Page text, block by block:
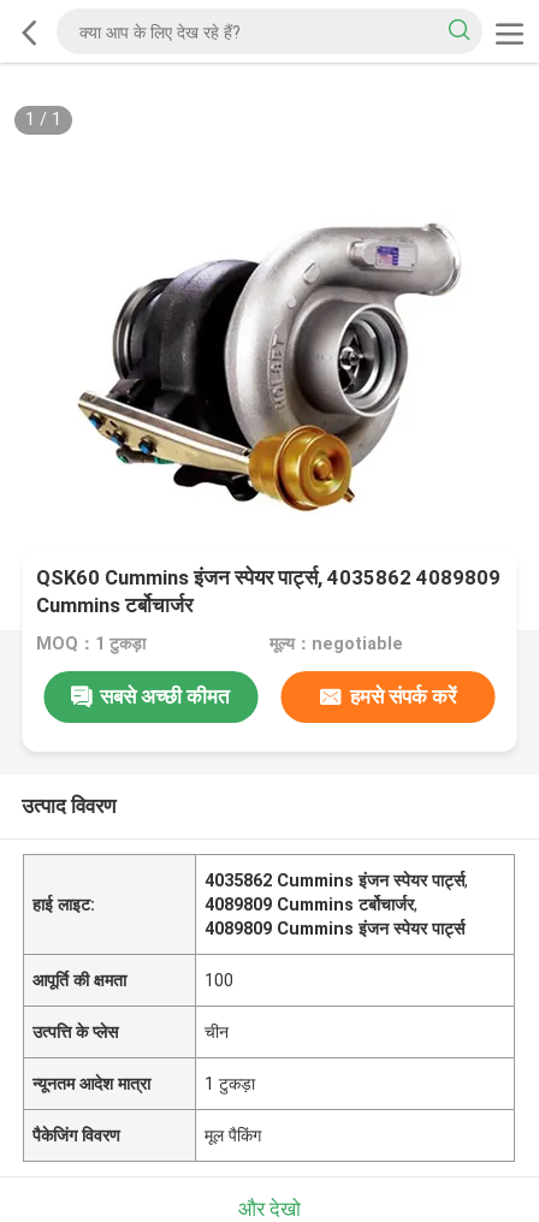
1 / 1
QSK60 Cummins इंजन स्पेयर पार्ट्स, 4035862 4089809
Cummins टर्बोचार्जर
MOQ：1 टुकड़ा मूल्य：negotiable
सबसे अच्छी कीमत हमसे संपर्क करें
उत्पाद विवरण
हाई लाइट:
4035862 Cummins इंजन स्पेयर पार्ट्स,
4089809 Cummins टर्बोचार्जर,
4089809 Cummins इंजन स्पेयर पार्ट्स
आपूर्ति की क्षमता 100
उत्पत्ति के प्लेस चीन
न्यूनतम आदेश मात्रा 1 टुकड़ा
पैकेजिंग विवरण मूल पैकिंग
और देखो